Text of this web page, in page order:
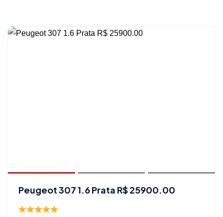
Peugeot 307 1.6 Prata R$ 25900.00